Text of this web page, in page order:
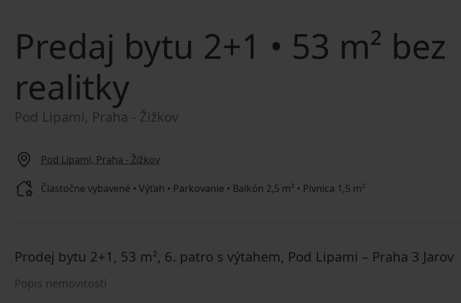
Predaj bytu 2+1 • 53 m² bez
realitky
Pod Lipami, Praha - Žižkov
Pod Lipami, Praha - Žižkov
Čiastočne vybavené • Výťah • Parkovanie • Balkón 2,5 m² • Pivnica 1,5 m²
Prodej bytu 2+1, 53 m², 6. patro s výtahem, Pod Lipami – Praha 3 Jarov
Popis nemovitosti